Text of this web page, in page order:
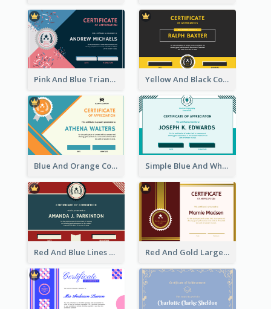
Pink And Blue Triangles Confetti Celebration Certificate Yellow And Black Contrast Simple Certificate
Blue And Orange Company Triangles With Badge Certificate Simple Blue And White Rectangle Certificate
Red And Blue Lines And Badge Completion Certificate Red And Gold Large Badge Certificate